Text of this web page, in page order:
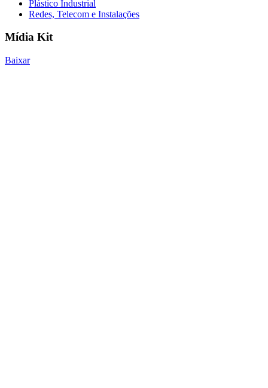
Plástico Industrial
Redes, Telecom e Instalações
Mídia Kit
Baixar